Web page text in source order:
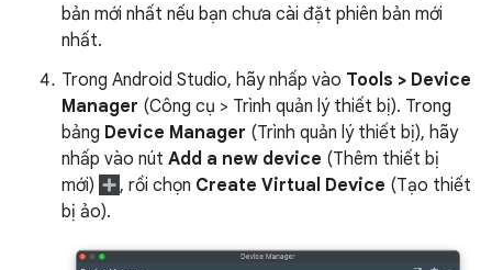
bản mới nhất nếu bạn chưa cài đặt phiên bản mới
nhất.
Trong Android Studio, hãy nhấp vào Tools > Device
Manager (Công cụ > Trình quản lý thiết bị). Trong
bảng Device Manager (Trình quản lý thiết bị), hãy
nhấp vào nút Add a new device (Thêm thiết bị
mới)
, rồi chọn Create Virtual Device (Tạo thiết
bị ảo).